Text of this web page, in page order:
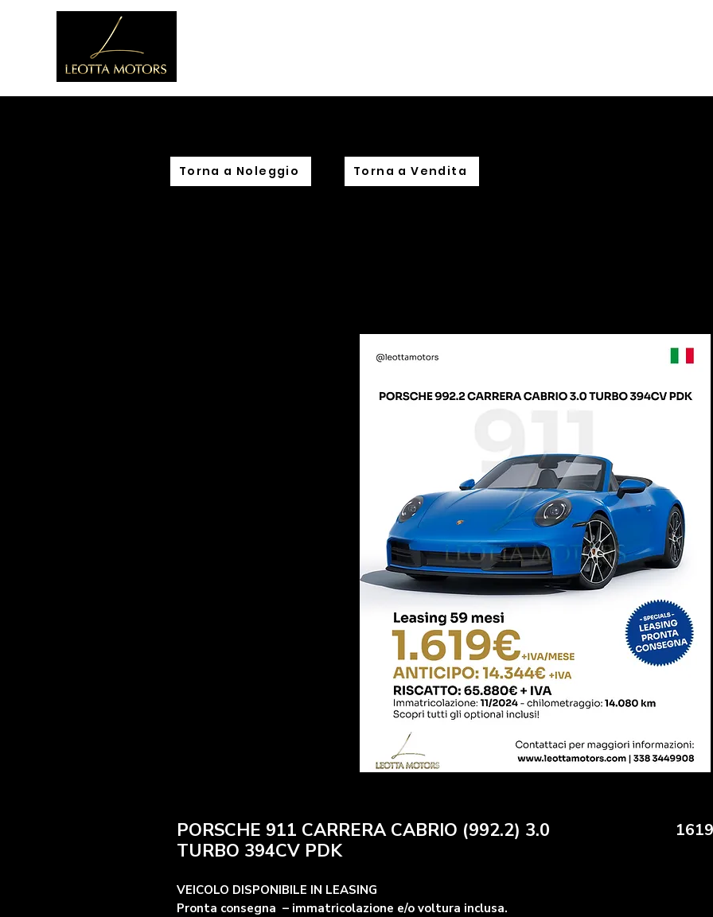
Torna a Noleggio Torna a Vendita
PORSCHE 911 CARRERA CABRIO (992.2) 3.0
TURBO 394CV PDK
VEICOLO DISPONIBILE IN LEASING
Pronta consegna – immatricolazione e/o voltura inclusa.